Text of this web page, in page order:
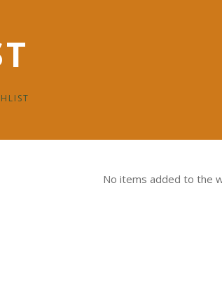
No items added to the